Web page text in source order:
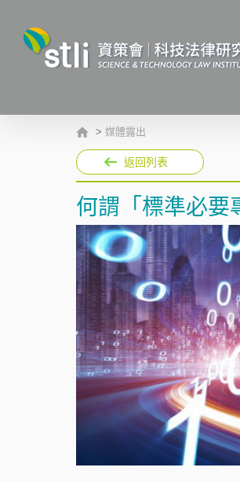
> 媒體露出
返回列表
何謂「標準必要